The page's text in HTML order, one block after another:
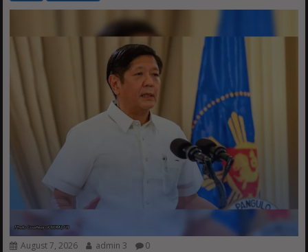
August 7, 2026 admin 3 0